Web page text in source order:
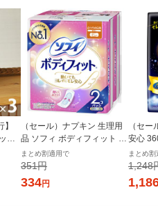
ト
ふ
素
リ
（セール）ナプキン 生理用
品 ソフィ ボディフィット ふ
つうの日用 羽なし (210/21c
m) 1パック (28枚×2個) ユ
ニ・チャーム
まとめ割適用で
351円
334円
（セ
安心
特に多
3個（
理用品
まとめ割
1,248